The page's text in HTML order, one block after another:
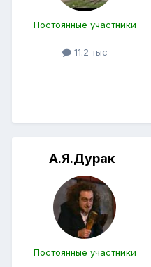
Постоянные участники
11.2 тыс
А.Я.Дурак
Постоянные участники